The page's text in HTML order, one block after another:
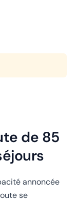
de 85
annoncée
se